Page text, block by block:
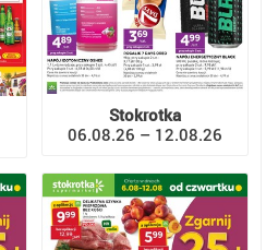
Stokrotka
06.08.26 – 12.08.26